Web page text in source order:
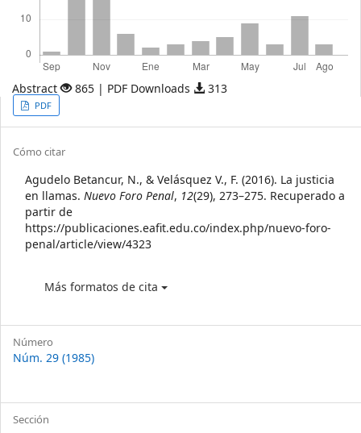
Abstract 865 | PDF Downloads 313
Article
Sidebar
PDF
Article
Details
Cómo citar
Agudelo Betancur, N., & Velásquez V., F. (2016). La justicia
en llamas. Nuevo Foro Penal, 12(29), 273–275. Recuperado a
partir de
https://publicaciones.eafit.edu.co/index.php/nuevo-foro-
penal/article/view/4323
Más formatos de cita
Número
Núm. 29 (1985)
Sección